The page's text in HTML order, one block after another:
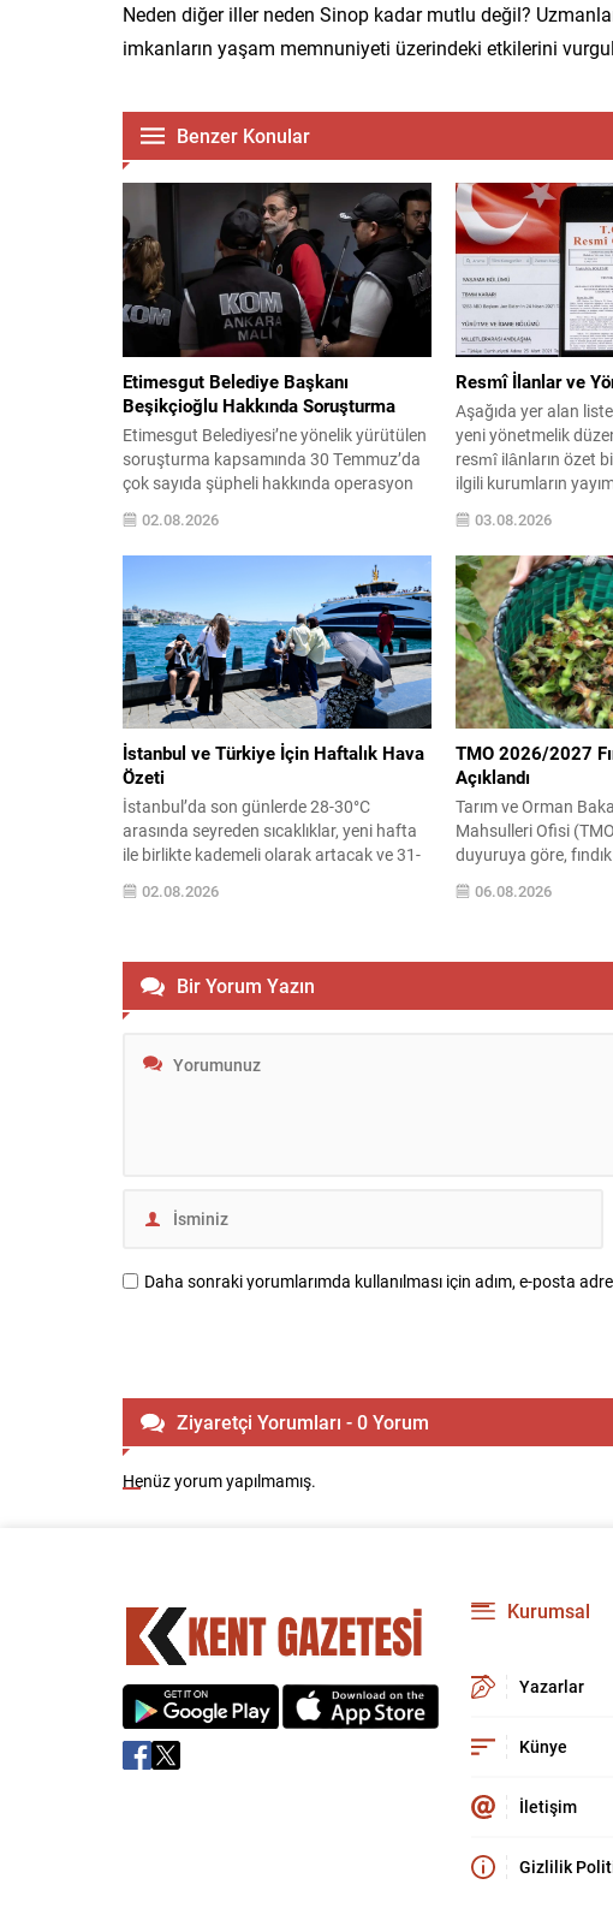
Neden diğer iller neden Sinop kadar mutlu değil?
imkanların yaşam memnuniyeti üzerindeki etkilerini
Benzer Konular
Etimesgut Belediye Başkanı
Beşikçioğlu Hakkında Soruşturma
Etimesgut Belediyesi’ne yönelik yürütülen
soruşturma kapsamında 30 Temmuz’da
çok sayıda şüpheli hakkında operasyon
Erdal Beşikçioğlu’nun da bulunduğu
kişiler hakkında gözaltı kararı verildi.
Başkan Beşikçioğlu, avukatları eşliğinde
Ankara Emniyet Müdürlüğü’nde ifade
verdikten sonra Cumhuriyet
Başsavcılığına sevk edildi. Soruşturma
dosyasında Beşikçioğlu’na yöneltilen
iddialar arasında rüşvet, ihale
usulsüzlüğü, irtikap...
02.08.2026
Resmî İlanlar ve
Aşağıda yer alan
yeni yönetmelik
resmî ilânların özet
ilgili kurumların
şekilde yeniden
her bir madde, ilânın
sınıflandırılmıştır;
erişim sağlanması
çıkan detaylar kalın
03.08.2026
İstanbul ve Türkiye İçin Haftalık Hava
Özeti
İstanbul’da son günlerde 28-30°C
arasında seyreden sıcaklıklar, yeni hafta
ile birlikte kademeli olarak artacak ve 31-
34°C aralığına ulaşacak. Kentte hava
genellikle az bulutlu ve açık olacak; nemle
tahmini şu şekilde: 3 Ağustos Pazartesi:
Parçalı bulutlu, en yüksek 31°C. 4
Ağustos Salı:...
02.08.2026
TMO 2026/2027
Açıklandı
Tarım ve Orman
Mahsulleri Ofisi
duyuruya göre,
depolama,
ihtiyaçlarına destek
06.08.2026
Bir Yorum Yazın
Daha sonraki yorumlarımda kullanılması için adım, e-posta
Ziyaretçi Yorumları - 0 Yorum
Henüz yorum yapılmamış.
Kurumsal
Yazarlar
Künye
İletişim
Gizlilik